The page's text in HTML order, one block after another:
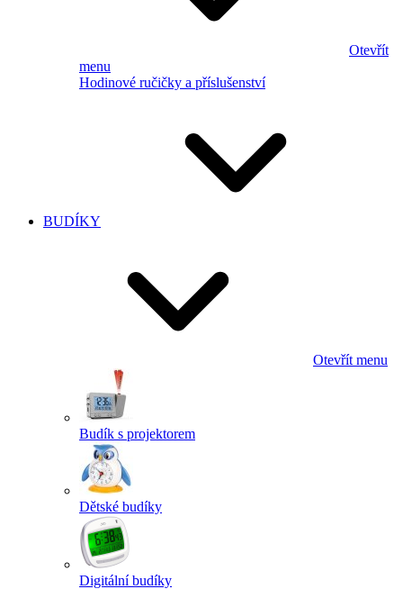
Otevřít
menu
Hodinové ručičky a příslušenství
BUDÍKY
Otevřít menu
Budík s projektorem
Dětské budíky
Digitální budíky